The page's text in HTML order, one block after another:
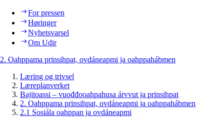
For pressen
Høringer
Nyhetsvarsel
Om Udir
2. Oahppama prinsihpat, ovdáneapmi ja oahppahábmen
Læring og trivsel
Læreplanverket
Bajitoassi – vuođđooahpahusa árvvut ja prinsihpat
2. Oahppama prinsihpat, ovdáneapmi ja oahppahábmen
2.1 Sosiála oahppan ja ovdáneapmi